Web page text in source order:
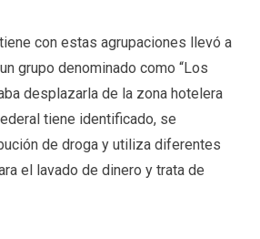
con estas agrupaciones llevó a
grupo denominado como “Los
desplazarla de la zona hotelera
tiene identificado, se
de droga y utiliza diferentes
el lavado de dinero y trata de